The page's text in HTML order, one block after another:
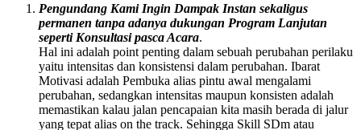
Pengundang Kami Ingin Dampak Instan sekaligus
permanen tanpa adanya dukungan Program Lanjutan
seperti Konsultasi pasca Acara.
Hal ini adalah point penting dalam sebuah perubahan perilaku
yaitu intensitas dan konsistensi dalam perubahan. Ibarat
Motivasi adalah Pembuka alias pintu awal mengalami
perubahan, sedangkan intensitas maupun konsisten adalah
memastikan kalau jalan pencapaian kita masih berada di jalur
yang tepat alias on the track. Sehingga Skill SDm atau